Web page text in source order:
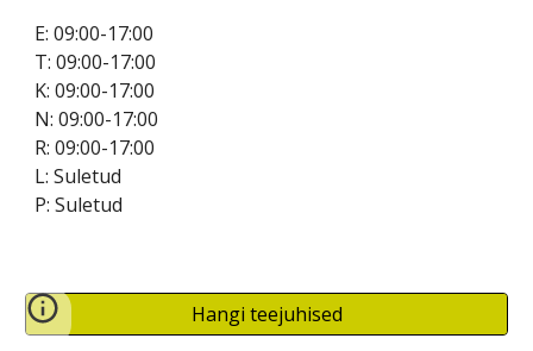
E: 09:00-17:00
T: 09:00-17:00
K: 09:00-17:00
N: 09:00-17:00
R: 09:00-17:00
L: Suletud
P: Suletud
Hangi teejuhised